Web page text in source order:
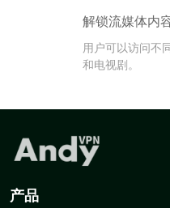
解锁流媒体内
用户可以访问不
和电视剧。
产品